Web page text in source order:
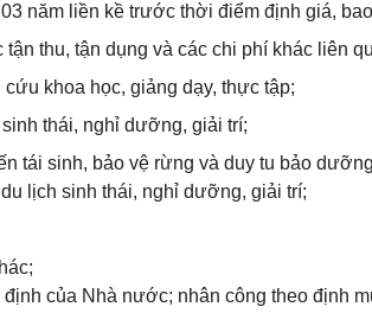
năm liền kề trước thời điểm định giá,
thu, tận dụng và các chi phí khác liên
khoa học, giảng dạy, thực tập;
thái, nghỉ dưỡng, giải trí;
tái sinh, bảo vệ rừng và duy tu bảo
lịch sinh thái, nghỉ dưỡng, giải trí;
của Nhà nước; nhân công theo định